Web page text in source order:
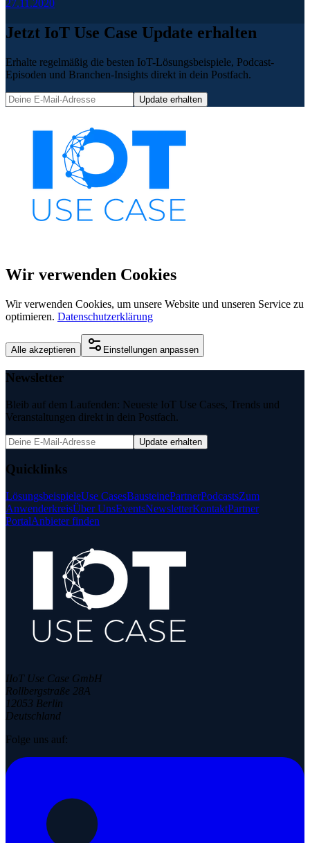
27.11.2020
Jetzt IoT Use Case Update erhalten
Erhalte regelmäßig die besten IoT-Lösungsbeispiele, Podcast-
Episoden und Branchen-Insights direkt in dein Postfach.
Update erhalten
Wir verwenden Cookies
Wir verwenden Cookies, um unsere Website und unseren Service zu
optimieren. Datenschutzerklärung
Alle akzeptieren Einstellungen anpassen
Newsletter
Bleib auf dem Laufenden: Neueste IoT Use Cases, Trends und
Veranstaltungen direkt in dein Postfach.
Update erhalten
Quicklinks
LösungsbeispieleUse CasesBausteinePartnerPodcastsZum
AnwenderkreisÜber UnsEventsNewsletterKontaktPartner
PortalAnbieter finden
IIoT Use Case GmbH
Rollbergstraße 28A
12053 Berlin
Deutschland
Folge uns auf: